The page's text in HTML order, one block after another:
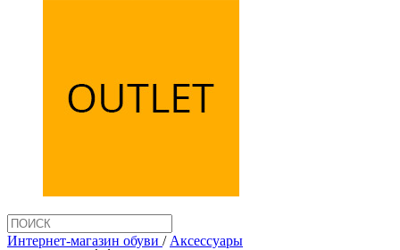
Интернет-магазин обуви / Аксеcсуары